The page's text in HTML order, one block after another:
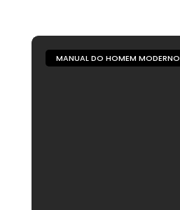
MANUAL DO HOMEM MODERNO